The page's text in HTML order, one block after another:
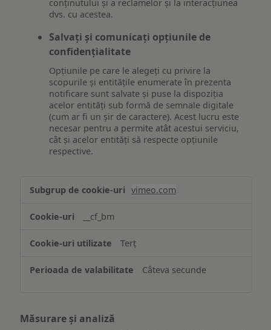
conținutului și a reclamelor și la interacțiunea
dvs. cu acestea.
Salvați și comunicați opțiunile de
confidențialitate
Opțiunile pe care le alegeți cu privire la
scopurile și entitățile enumerate în prezenta
notificare sunt salvate și puse la dispoziția
acelor entități sub formă de semnale digitale
(cum ar fi un șir de caractere). Acest lucru este
necesar pentru a permite atât acestui serviciu,
cât și acelor entități să respecte opțiunile
respective.
funcționalităților
ului
vimeo.com
__cf_bm
Terț
Câteva secunde
Măsurare și analiză